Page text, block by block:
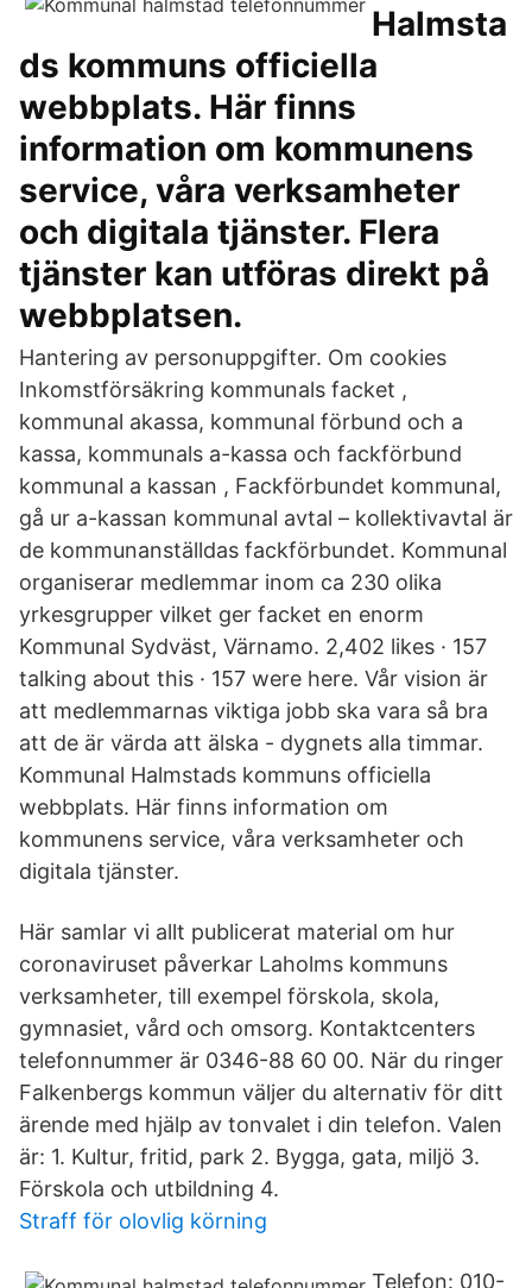
Halmsta
ds kommuns officiella
webbplats. Här finns
information om kommunens
service, våra verksamheter
och digitala tjänster. Flera
tjänster kan utföras direkt på
webbplatsen.
Hantering av personuppgifter. Om cookies
Inkomstförsäkring kommunals facket ,
kommunal akassa, kommunal förbund och a
kassa, kommunals a-kassa och fackförbund
kommunal a kassan , Fackförbundet kommunal,
gå ur a-kassan kommunal avtal – kollektivavtal är
de kommunanställdas fackförbundet. Kommunal
organiserar medlemmar inom ca 230 olika
yrkesgrupper vilket ger facket en enorm
Kommunal Sydväst, Värnamo. 2,402 likes · 157
talking about this · 157 were here. Vår vision är
att medlemmarnas viktiga jobb ska vara så bra
att de är värda att älska - dygnets alla timmar.
Kommunal Halmstads kommuns officiella
webbplats. Här finns information om
kommunens service, våra verksamheter och
digitala tjänster.
Här samlar vi allt publicerat material om hur
coronaviruset påverkar Laholms kommuns
verksamheter, till exempel förskola, skola,
gymnasiet, vård och omsorg. Kontaktcenters
telefonnummer är 0346-88 60 00. När du ringer
Falkenbergs kommun väljer du alternativ för ditt
ärende med hjälp av tonvalet i din telefon. Valen
är: 1. Kultur, fritid, park 2. Bygga, gata, miljö 3.
Förskola och utbildning 4.
Straff för olovlig körning
Telefon: 010-